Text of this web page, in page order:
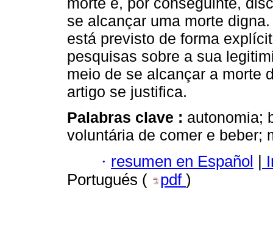
se alcançar uma morte
está previsto de forma
pesquisas sobre a sua
meio de se alcançar a morte
artigo se justifica.
Palabras clave : autonomia;
voluntária de comer e beber;
· resumen en Español |
Portugués (
pdf )